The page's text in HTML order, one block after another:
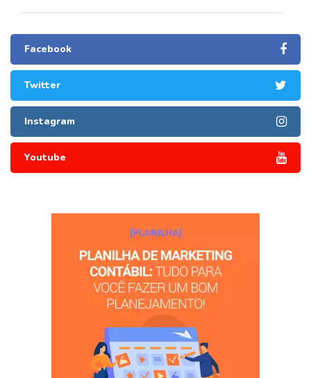
Facebook
Twitter
Instagram
Youtube